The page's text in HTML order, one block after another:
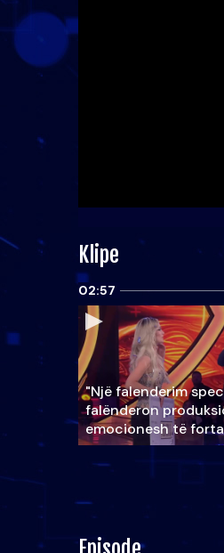
Klipe
02:57
"Një falenderim
falënderon
emocionesh të forta